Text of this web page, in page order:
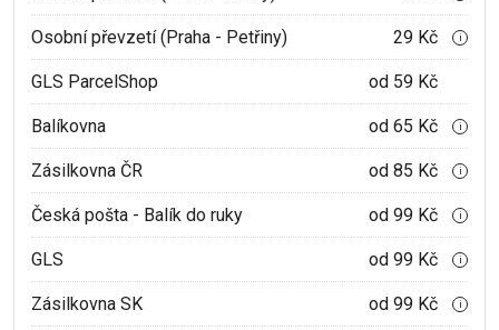
Osobní převzetí (Praha - Petřiny) 29 Kč i
GLS ParcelShop od 59 Kč
Balíkovna od 65 Kč i
Zásilkovna ČR od 85 Kč i
Česká pošta - Balík do ruky od 99 Kč i
GLS od 99 Kč i
Zásilkovna SK od 99 Kč i